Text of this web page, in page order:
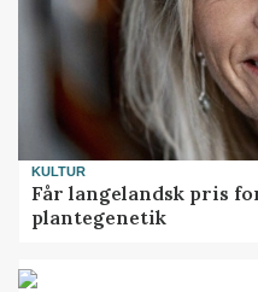
KULTUR
Får langelandsk pris
plantegenetik